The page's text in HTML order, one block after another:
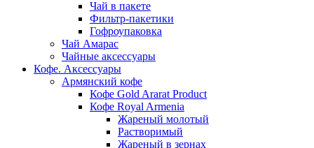
Чай в пакете
Фильтр-пакетики
Гофроупаковка
Чай Амарас
Чайные аксессуары
Кофе. Аксессуары
Армянский кофе
Кофе Gold Ararat Product
Кофе Royal Armenia
Жареный молотый
Растворимый
Жареный в зернах